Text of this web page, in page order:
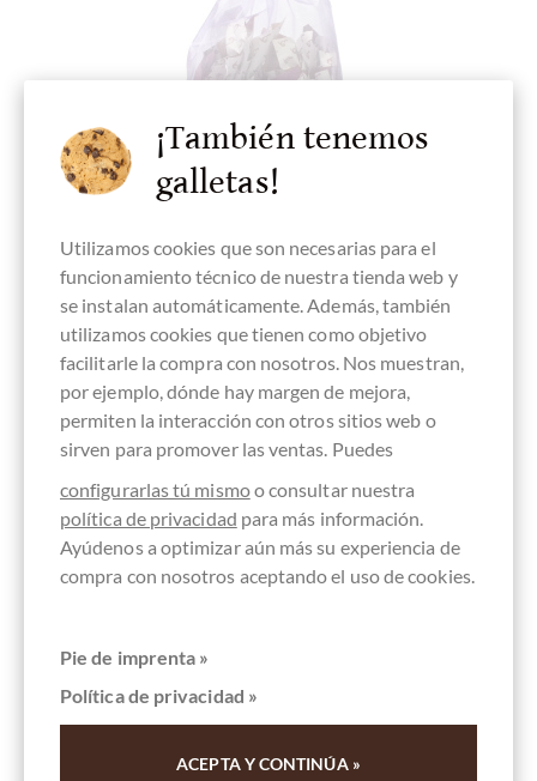
La Higuera
Rabitos Royale 3 x 3 gefüllte Feigen in
Schokolade
¡Actualmente agotado !
¡También tenemos
galletas!
Utilizamos cookies que son necesarias para el
funcionamiento técnico de nuestra tienda web y
se instalan automáticamente. Además, también
utilizamos cookies que tienen como objetivo
facilitarle la compra con nosotros. Nos muestran,
por ejemplo, dónde hay margen de mejora,
permiten la interacción con otros sitios web o
sirven para promover las ventas. Puedes
configurarlas tú mismoo consultar nuestra
política de privacidad para más información.
Ayúdenos a optimizar aún más su experiencia de
compra con nosotros aceptando el uso de cookies.
Pie de imprenta »
Política de privacidad »
ACEPTA Y CONTINÚA »